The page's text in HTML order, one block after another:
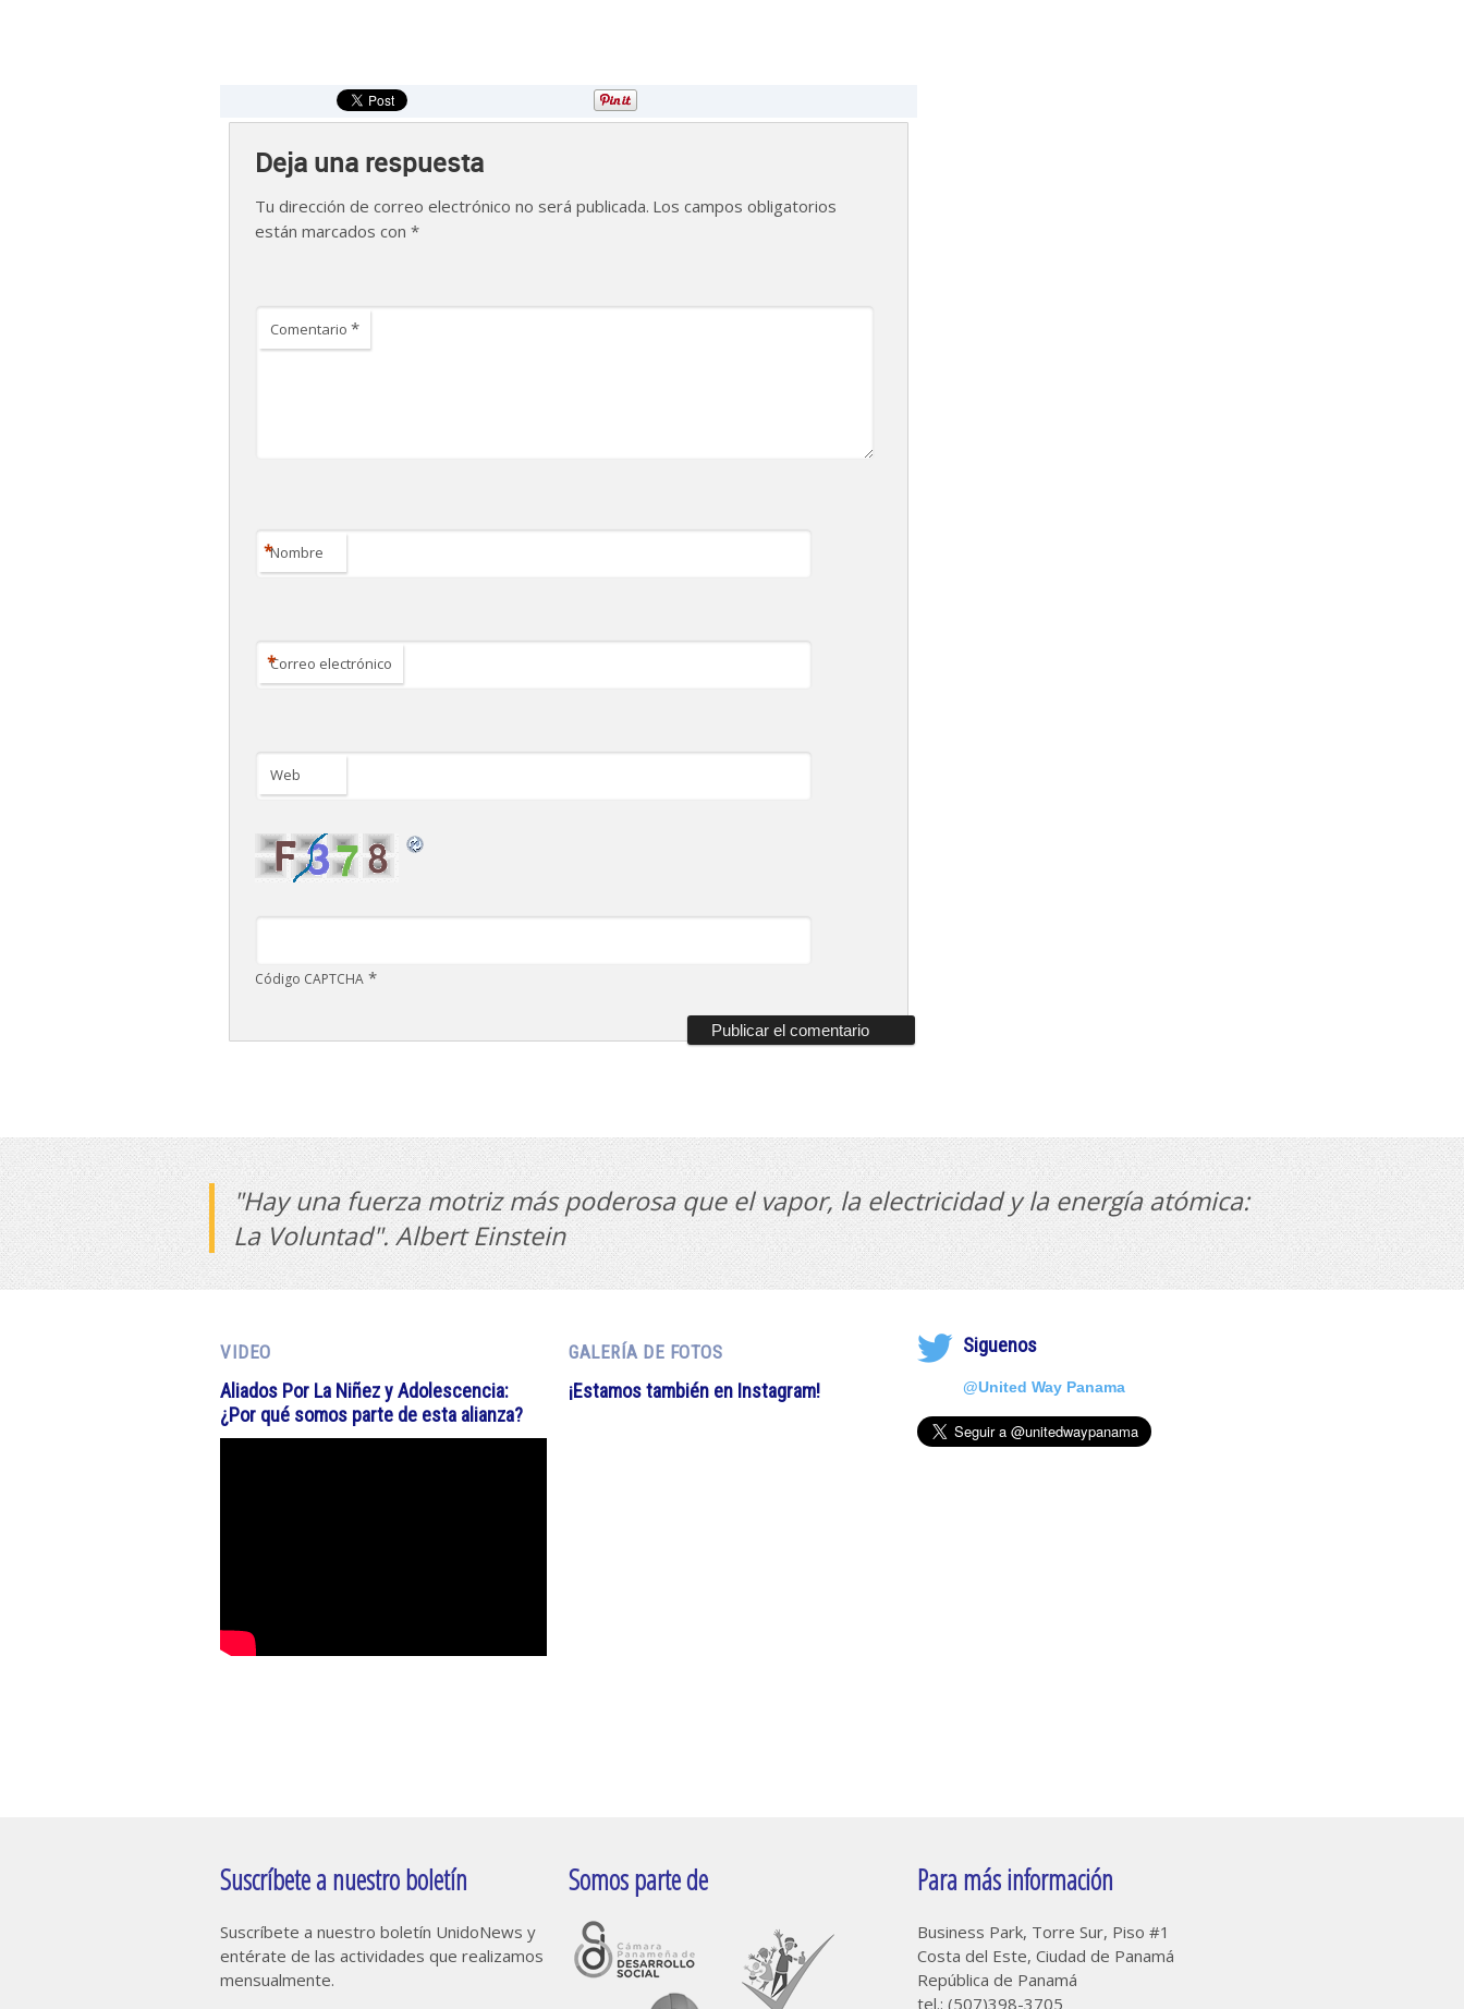
Deja una respuesta
Tu dirección de correo electrónico no será publicada. Los campos obligatorios
están marcados con *
Comentario *
Nombre
*
Correo electrónico
*
Web
Código CAPTCHA *
"Hay una fuerza motriz más poderosa que el vapor, la electricidad y la energía atómica:
La Voluntad". Albert Einstein
VIDEO
Aliados Por La Niñez y Adolescencia:
¿Por qué somos parte de esta alianza?
GALERÍA DE FOTOS
¡Estamos también en Instagram!
Siguenos
@United Way Panama
Suscríbete a nuestro boletín
Suscríbete a nuestro boletín UnidoNews y
entérate de las actividades que realizamos
mensualmente.
Somos parte de Para más información
Business Park, Torre Sur, Piso #1
Costa del Este, Ciudad de Panamá
República de Panamá
tel.: (507)398-3705